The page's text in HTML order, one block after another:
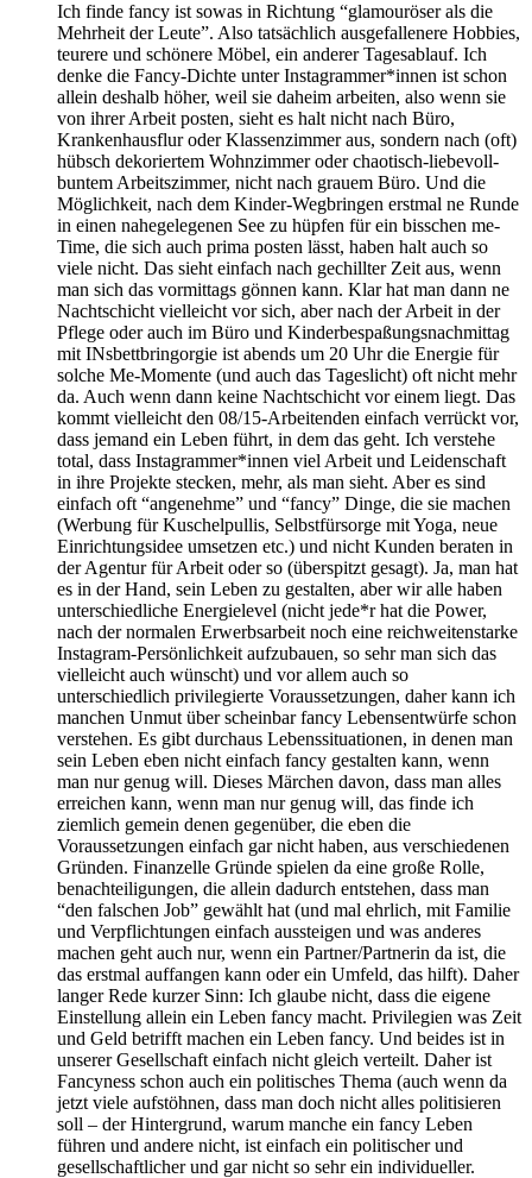
Ich finde fancy ist sowas in Richtung “glamouröser als die
Mehrheit der Leute”. Also tatsächlich ausgefallenere Hobbies,
teurere und schönere Möbel, ein anderer Tagesablauf. Ich
denke die Fancy-Dichte unter Instagrammer*innen ist schon
allein deshalb höher, weil sie daheim arbeiten, also wenn sie
von ihrer Arbeit posten, sieht es halt nicht nach Büro,
Krankenhausflur oder Klassenzimmer aus, sondern nach (oft)
hübsch dekoriertem Wohnzimmer oder chaotisch-liebevoll-
buntem Arbeitszimmer, nicht nach grauem Büro. Und die
Möglichkeit, nach dem Kinder-Wegbringen erstmal ne Runde
in einen nahegelegenen See zu hüpfen für ein bisschen me-
Time, die sich auch prima posten lässt, haben halt auch so
viele nicht. Das sieht einfach nach gechillter Zeit aus, wenn
man sich das vormittags gönnen kann. Klar hat man dann ne
Nachtschicht vielleicht vor sich, aber nach der Arbeit in der
Pflege oder auch im Büro und Kinderbespaßungsnachmittag
mit INsbettbringorgie ist abends um 20 Uhr die Energie für
solche Me-Momente (und auch das Tageslicht) oft nicht mehr
da. Auch wenn dann keine Nachtschicht vor einem liegt. Das
kommt vielleicht den 08/15-Arbeitenden einfach verrückt vor,
dass jemand ein Leben führt, in dem das geht. Ich verstehe
total, dass Instagrammer*innen viel Arbeit und Leidenschaft
in ihre Projekte stecken, mehr, als man sieht. Aber es sind
einfach oft “angenehme” und “fancy” Dinge, die sie machen
(Werbung für Kuschelpullis, Selbstfürsorge mit Yoga, neue
Einrichtungsidee umsetzen etc.) und nicht Kunden beraten in
der Agentur für Arbeit oder so (überspitzt gesagt). Ja, man hat
es in der Hand, sein Leben zu gestalten, aber wir alle haben
unterschiedliche Energielevel (nicht jede*r hat die Power,
nach der normalen Erwerbsarbeit noch eine reichweitenstarke
Instagram-Persönlichkeit aufzubauen, so sehr man sich das
vielleicht auch wünscht) und vor allem auch so
unterschiedlich privilegierte Voraussetzungen, daher kann ich
manchen Unmut über scheinbar fancy Lebensentwürfe schon
verstehen. Es gibt durchaus Lebenssituationen, in denen man
sein Leben eben nicht einfach fancy gestalten kann, wenn
man nur genug will. Dieses Märchen davon, dass man alles
erreichen kann, wenn man nur genug will, das finde ich
ziemlich gemein denen gegenüber, die eben die
Voraussetzungen einfach gar nicht haben, aus verschiedenen
Gründen. Finanzelle Gründe spielen da eine große Rolle,
benachteiligungen, die allein dadurch entstehen, dass man
“den falschen Job” gewählt hat (und mal ehrlich, mit Familie
und Verpflichtungen einfach aussteigen und was anderes
machen geht auch nur, wenn ein Partner/Partnerin da ist, die
das erstmal auffangen kann oder ein Umfeld, das hilft). Daher
langer Rede kurzer Sinn: Ich glaube nicht, dass die eigene
Einstellung allein ein Leben fancy macht. Privilegien was Zeit
und Geld betrifft machen ein Leben fancy. Und beides ist in
unserer Gesellschaft einfach nicht gleich verteilt. Daher ist
Fancyness schon auch ein politisches Thema (auch wenn da
jetzt viele aufstöhnen, dass man doch nicht alles politisieren
soll – der Hintergrund, warum manche ein fancy Leben
führen und andere nicht, ist einfach ein politischer und
gesellschaftlicher und gar nicht so sehr ein individueller.